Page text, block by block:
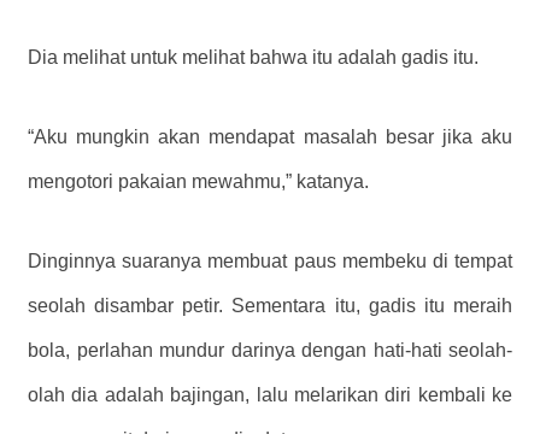
Dia melihat untuk melihat bahwa itu adalah gadis itu.
“Aku mungkin akan mendapat masalah besar jika aku
mengotori pakaian mewahmu,” katanya.
Dinginnya suaranya membuat paus membeku di tempat
seolah disambar petir. Sementara itu, gadis itu meraih
bola, perlahan mundur darinya dengan hati-hati seolah-
olah dia adalah bajingan, lalu melarikan diri kembali ke